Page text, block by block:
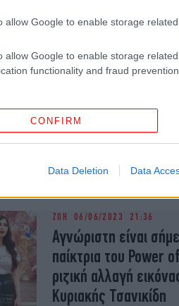
allow Google to enable storage
allow Google to enable storage
functionality and fraud
CONFIRM
Data Deletion Data
αισθησιακές ταινίες
ΖΩΗ 13/10/2023 21:27
Παναγιώτη Θεόφιλου
-Παντρεμένος με
instagrammer,
παιδιών
ΖΩΗ 06/06/2023 21:36
Αγνώριστη είναι
παίκτρια του Power
ριζική αλλαγή
Κυριακής Τσανικίδη